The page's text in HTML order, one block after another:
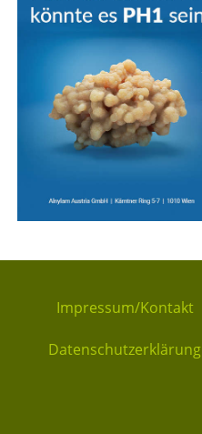
Impressum/Kontakt
Datenschutzerklärung